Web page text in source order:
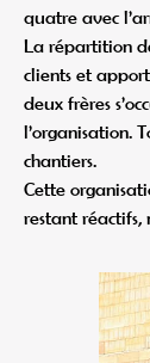
quatre avec
La répartition
clients et
deux frères
l’organisation.
chantiers.
Cette
restant réactifs,